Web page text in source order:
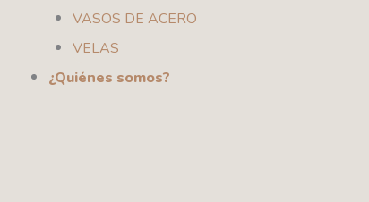
VASOS DE ACERO
VELAS
¿Quiénes somos?